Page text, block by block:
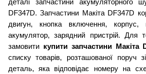
деталі запчастини акумуляторного
DF347D. Запчастини Макіта DF347D
двигун, кнопка включення, корпус,
акумулятор, зарядний пристрій. Для
замовити купити запчастини Макіта
списку товарів, розташованої поруч
деталь, яка відповідає номеру на